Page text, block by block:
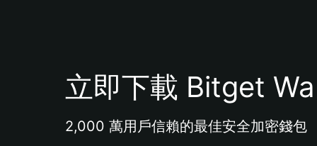
立即下載 Bitget
2,000 萬用戶信賴的最佳安全加密錢包